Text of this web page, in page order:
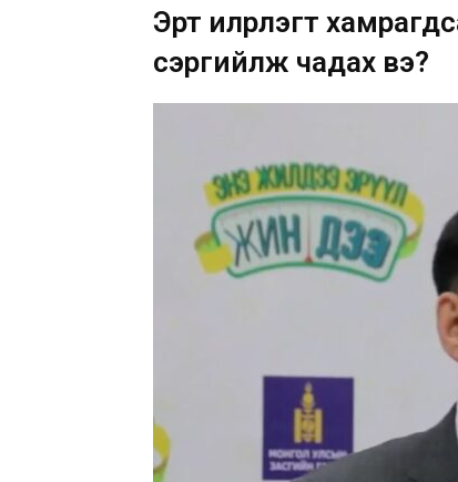
Эрт илрүүлэгт
сэргийлж чадах вэ?